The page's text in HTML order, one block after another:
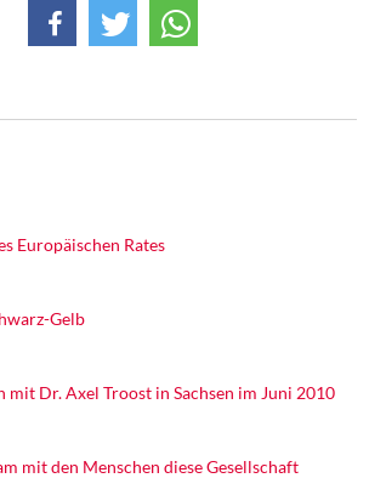
Stiftung
Europäischen Rates
Gelb
mit Dr. Axel Troost in Sachsen im Juni 2010
mit den Menschen diese Gesellschaft